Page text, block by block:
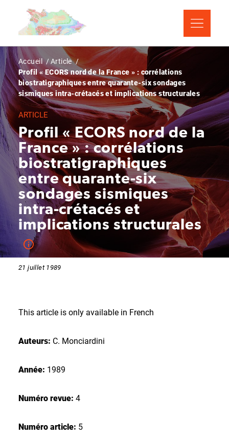
contenu
Fil
d'Ariane
Accueil
Article
Profil « ECORS nord de la France » : corrélations
biostratigraphiques entre quarante-six sondages
sismiques intra-crétacés et implications structurales
ARTICLE
Profil « ECORS nord de la
France » : corrélations
biostratigraphiques
entre quarante-six
sondages sismiques
intra-crétacés et
implications structurales
21 juillet 1989
This article is only available in French
Auteurs: C. Monciardini
Année: 1989
Numéro revue: 4
Numéro article: 5